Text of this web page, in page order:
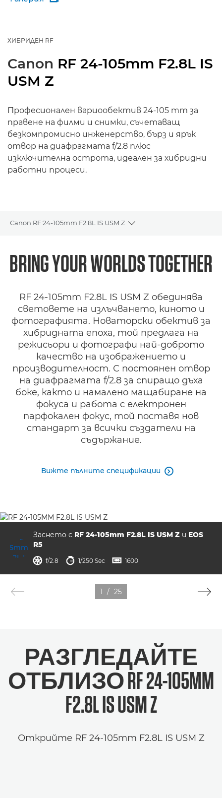
ХИБРИДЕН RF
Canon RF 24-105mm F2.8L IS
USM Z
Професионален вариообектив 24-105 mm за
правене на филми и снимки, съчетаващ
безкомпромисно инженерство, бърз и ярък
отвор на диафрагмата f/2.8 плюс
изключителна острота, идеален за хибридни
работни процеси.
Canon RF 24-105mm F2.8L IS USM Z
Toggle breadcrumbs
Спецификации
Галерия
Поддръжка
BRING YOUR WORLDSTOGETHER
RF 24-105mm F2.8L IS USM Z обединява
световете на излъчването, киното и
фотографията. Новаторски обектив за
хибридната епоха, той предлага на
режисьори и фотографи най-доброто
качество на изображението и
производителност. С постоянен отвор
на диафрагмата f/2.8 за спиращо дъха
боке, както и намалено мащабиране на
фокуса и работа с електронен
парфокален фокус, той поставя нов
стандарт за всички създатели на
съдържание.
Вижте пълните спецификации 
Заснето с RF 24-105mm F2.8L IS USM Z и EOS
R5
отвор на диафрагмата
 f/2.8 скорост на затвора
 1/250 Sec ISO
 1600
1 / 25
РАЗГЛЕДАЙТЕ
ОТБЛИЗОRF 24-105MM
F2.8L IS USM Z
Открийте RF 24-105mm F2.8L IS USM Z